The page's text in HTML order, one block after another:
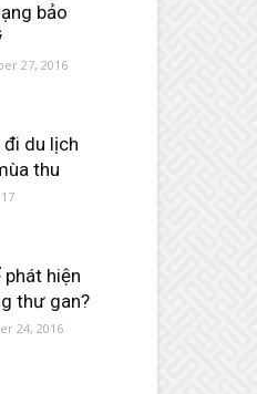
bảo
27, 2016
du lịch
thu
hiện
thư gan?
24, 2016